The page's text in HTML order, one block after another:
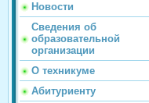
Новости
Сведения об
образовательной
организации
О техникуме
Абитуриенту